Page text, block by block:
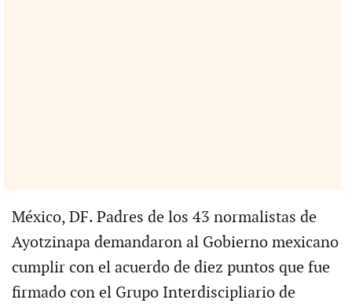
México, DF. Padres de los 43 normalistas de
Ayotzinapa demandaron al Gobierno mexicano
cumplir con el acuerdo de diez puntos que fue
firmado con el Grupo Interdiscipliario de